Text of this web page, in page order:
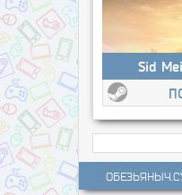
Sid